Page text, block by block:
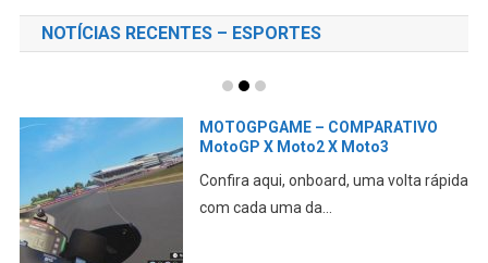
NOTÍCIAS RECENTES – ESPORTES
MOTOGPGAME – COMPARATIVO
MotoGP X Moto2 X Moto3
Confira aqui, onboard, uma volta rápida
com cada uma da...